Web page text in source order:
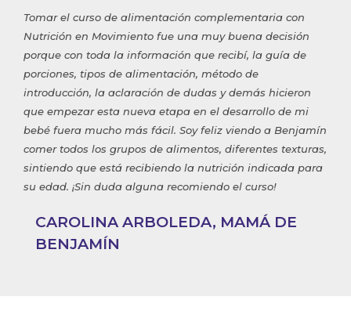
Tomar el curso de alimentación complementaria con
Nutrición en Movimiento fue una muy buena decisión
porque con toda la información que recibí, la guía de
porciones, tipos de alimentación, método de
introducción, la aclaración de dudas y demás hicieron
que empezar esta nueva etapa en el desarrollo de mi
bebé fuera mucho más fácil. Soy feliz viendo a Benjamín
comer todos los grupos de alimentos, diferentes texturas,
sintiendo que está recibiendo la nutrición indicada para
su edad. ¡Sin duda alguna recomiendo el curso!
CAROLINA ARBOLEDA, MAMÁ DE
BENJAMÍN